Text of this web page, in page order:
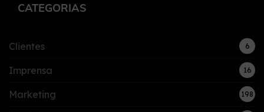
CATEGORIAS
Clientes 6
Imprensa 16
Marketing 198